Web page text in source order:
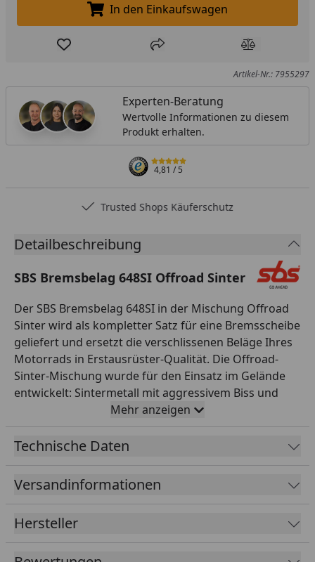
In den Einkaufswagen legen
In den Einkaufswagen
Produkt zur Wunschliste hinzufügen
Teilen Produkt
Artikel-Nr.: 7955297
Experten-Beratung
Wertvolle Informationen zu diesem
Produkt erhalten.
4,81/ 5
Trusted Shops Käuferschutz
Detailbeschreibung
SBS Bremsbelag 648SI Offroad Sinter
Der SBS Bremsbelag 648SI in der Mischung Offroad
Sinter wird als kompletter Satz für eine Bremsscheibe
geliefert und ersetzt die verschlissenen Beläge Ihres
Motorrads in Erstausrüster-Qualität. Die Offroad-
Sinter-Mischung wurde für den Einsatz im Gelände
entwickelt: Sintermetall mit aggressivem Biss und
konstanter Leistung, unempfindlich gegen Schlamm,
Sand und Wasser. Die Beläge reinigen sich selbst und
liefern auch unter härtesten Bedingungen
werden asbestfrei gefertigt, durchlaufen eine
strenge Qualitätskontrolle und sind exakt auf die
Montage ohne Nacharbeit. SBS aus Dänemark
entwickelt und fertigt seit 1964 Reibbeläge für
Mehr anzeigen
Technische Daten
Versandinformationen
Hersteller